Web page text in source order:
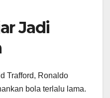
Jadi
Trafford, Ronaldo
bola terlalu lama.